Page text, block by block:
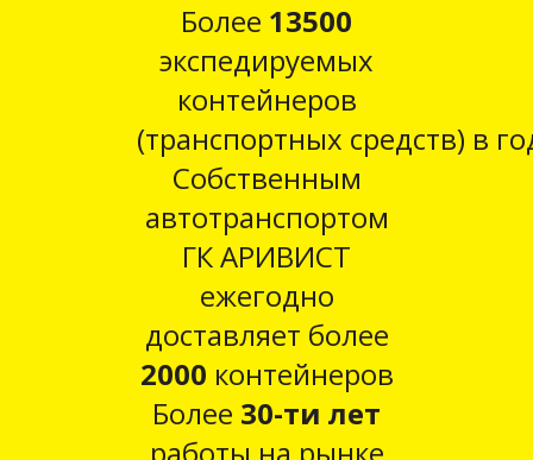
Более 13500
экспедируемых
контейнеров
(транспортных средств) в
Собственным
автотранспортом
ГК АРИВИСТ
ежегодно
доставляет более
2000 контейнеров
Более 30-ти лет